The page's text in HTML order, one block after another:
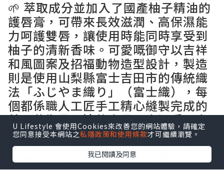
~越用越好運的福福護唇膏~
一心堂本舖人気👍🏻產品， 💋「福福御
守護唇膏」，將「保護嘴唇的護唇
膏」與「護身御守」結合，取其兩者
隨身攜帶、守護身體之含義的新型態
美妝品。嚴選12種日本🇯🇵天然植物
🌱 萃取成分並加入了國產柚子精油的
護唇膏，可帶來長效滋潤、高保濕能
力呵護雙唇，讓使用時能同時享受到
柚子的清新香味。可愛嘅御守以吉祥
和風圖案及招福動物造型設計，製造
則是使用山梨縣富士吉田市的傳統織
U Lifestyle 會使用Cookies來改善您的網站體驗，請確定
您同意接受本網站之私隱政策和使用條款才可繼續瀏覽。
我已閱讀及同意